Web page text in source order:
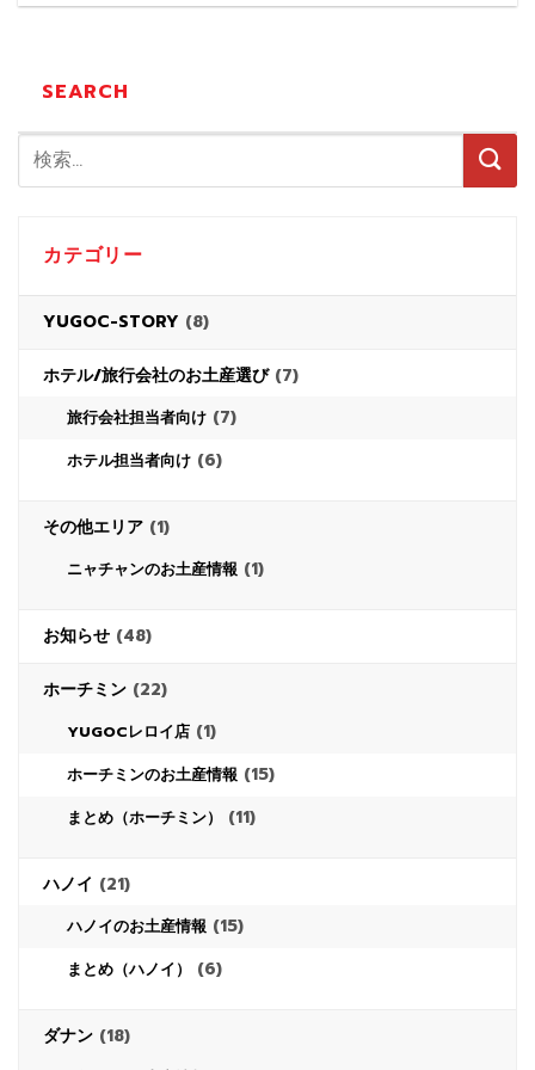
SEARCH
カテゴリー
YUGOC-STORY (8)
ホテル/旅行会社のお土産選び(7)
旅行会社担当者向け (7)
ホテル担当者向け (6)
その他エリア (1)
ニャチャンのお土産情報 (1)
お知らせ (48)
ホーチミン (22)
YUGOCレロイ店 (1)
ホーチミンのお土産情報 (15)
まとめ（ホーチミン） (11)
ハノイ (21)
ハノイのお土産情報 (15)
まとめ（ハノイ） (6)
ダナン (18)